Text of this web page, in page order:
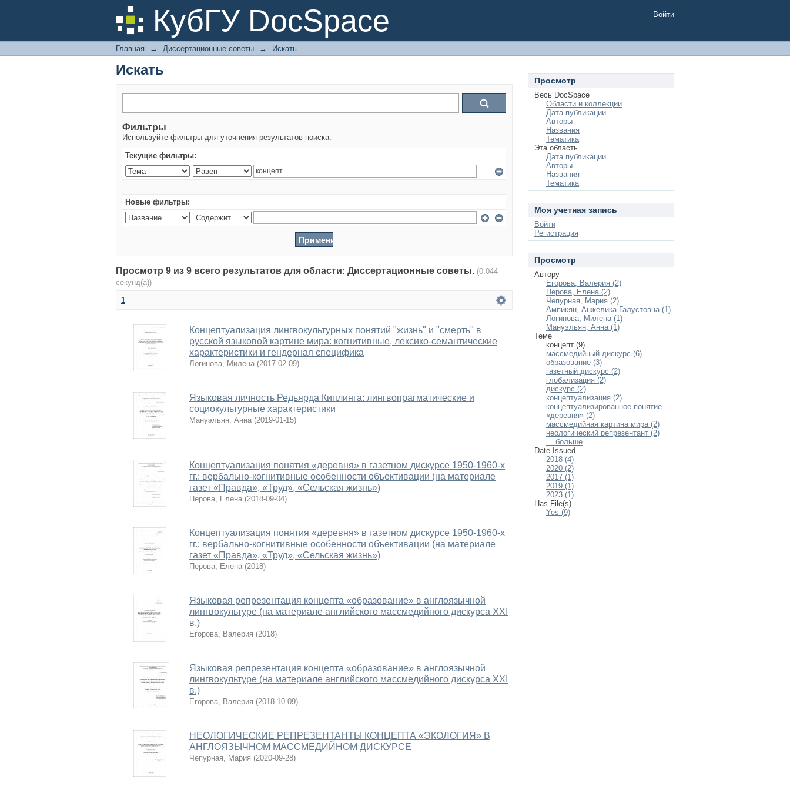
КубГУ DocSpace
Искать Войти
Главная → Диссертационные советы → Искать
Искать
Фильтры
Используйте фильтры для уточнения результатов поиска.
Текущие фильтры:
Новые фильтры:
Просмотр 9 из 9 всего результатов для области: Диссертационные советы. (0.044
секунд(а))
1
Концептуализация лингвокультурных понятий "жизнь" и "смерть" в
русской языковой картине мира: когнитивные, лексико-семантические
характеристики и гендерная специфика
Логинова, Милена (2017-02-09)
Языковая личность Редьярда Киплинга: лингвопрагматические и
социокультурные характеристики
Мануэльян, Анна (2019-01-15)
Концептуализация понятия «деревня» в газетном дискурсе 1950-1960-х
гг.: вербально-когнитивные особенности объективации (на материале
газет «Правда», «Труд», «Сельская жизнь»)
Перова, Елена (2018-09-04)
Концептуализация понятия «деревня» в газетном дискурсе 1950-1960-х
гг.: вербально-когнитивные особенности объективации (на материале
газет «Правда», «Труд», «Сельская жизнь»)
Перова, Елена (2018)
Языковая репрезентация концепта «образование» в англоязычной
лингвокультуре (на материале английского массмедийного дискурса XXI
в.)
Егорова, Валерия (2018)
Языковая репрезентация концепта «образование» в англоязычной
лингвокультуре (на материале английского массмедийного дискурса XXI
в.)
Егорова, Валерия (2018-10-09)
НЕОЛОГИЧЕСКИЕ РЕПРЕЗЕНТАНТЫ КОНЦЕПТА «ЭКОЛОГИЯ» В
АНГЛОЯЗЫЧНОМ МАССМЕДИЙНОМ ДИСКУРСЕ
Чепурная, Мария (2020-09-28)
Просмотр
Весь DocSpace
Области и коллекции
Дата публикации
Авторы
Названия
Тематика
Эта область
Дата публикации
Авторы
Названия
Тематика
Моя учетная запись
Войти
Регистрация
Просмотр
Автору
Егорова, Валерия (2)
Перова, Елена (2)
Чепурная, Мария (2)
Ампикян, Анжелика Галустовна (1)
Логинова, Милена (1)
Мануэльян, Анна (1)
Теме
концепт (9)
массмедийный дискурс (6)
образование (3)
газетный дискурс (2)
глобализация (2)
дискурс (2)
концептуализация (2)
концептуализированное понятие
«деревня» (2)
массмедийная картина мира (2)
неологический репрезентант (2)
... больше
Date Issued
2018 (4)
2020 (2)
2017 (1)
2019 (1)
2023 (1)
Has File(s)
Yes (9)